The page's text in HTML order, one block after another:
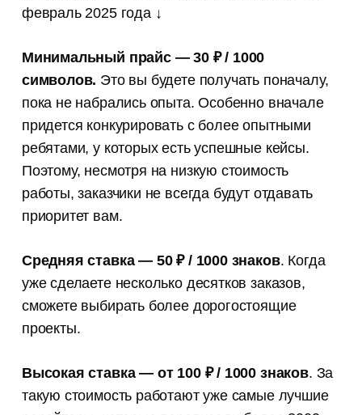
февраль 2025 года ↓
Минимальный прайс — 30 ₽ / 1000
символов. Это вы будете получать поначалу,
пока не набрались опыта. Особенно вначале
придется конкурировать с более опытными
ребятами, у которых есть успешные кейсы.
Поэтому, несмотря на низкую стоимость
работы, заказчики не всегда будут отдавать
приоритет вам.
Средняя ставка — 50 ₽ / 1000 знаков. Когда
уже cделаете несколько десятков заказов,
сможете выбирать более дорогостоящие
проекты.
Высокая ставка — от 100 ₽ / 1000 знаков. За
такую стоимость работают уже самые лучшие